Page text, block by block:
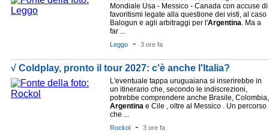
Mondiale Usa - Messico - Canada con accuse di
favoritismi legate alla questione dei visti, al caso
Balogun e agli arbitraggi per l'Argentina. Ma a
far ...
Leggo - 3 ore fa
√ Coldplay, pronto il tour 2027: c'è anche l'Italia?
L'eventuale tappa uruguaiana si inserirebbe in
un itinerario che, secondo le indiscrezioni,
potrebbe comprendere anche Brasile, Colombia,
Argentina e Cile , oltre al Messico . Un percorso
che ...
Rockol - 3 ore fa